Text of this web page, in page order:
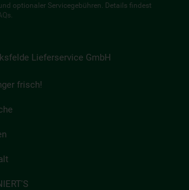
optionaler Servicegebühren. Details findest
.
Lieferservice GmbH
frisch!